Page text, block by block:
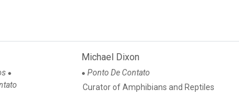
●
Michael Dixon
● Ponto De Contato
Curator of Amphibians and Reptiles